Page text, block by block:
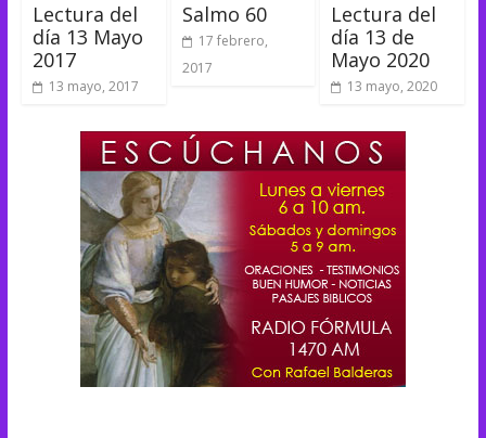
Lectura del
día 13 Mayo
2017
13 mayo, 2017
Salmo 60
17 febrero,
2017
Lectura del
día 13 de
Mayo 2020
13 mayo, 2020